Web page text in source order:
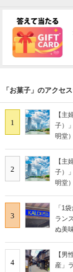
「お菓子」のアクセ
1
【主
子）
明堂
2
【主
子）
明堂
3
「1
ラン
ぬ美
4
【男
産」